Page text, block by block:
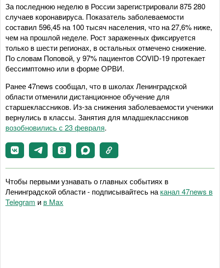
За последнюю неделю в России зарегистрировали 875 280
случаев коронавируса. Показатель заболеваемости
составил 596,45 на 100 тысяч населения, что на 27,6% ниже,
чем на прошлой неделе. Рост зараженных фиксируется
только в шести регионах, в остальных отмечено снижение.
По словам Поповой, у 97% пациентов COVID-19 протекает
бессимптомно или в форме ОРВИ.
Ранее 47news сообщал, что в школах Ленинградской
области отменили дистанционное обучение для
старшеклассников. Из-за снижения заболеваемости ученики
вернулись в классы. Занятия для младшеклассников
возобновились с 23 февраля.
Чтобы первыми узнавать о главных событиях в
Ленинградской области - подписывайтесь на канал 47news в
Telegram и в Maх